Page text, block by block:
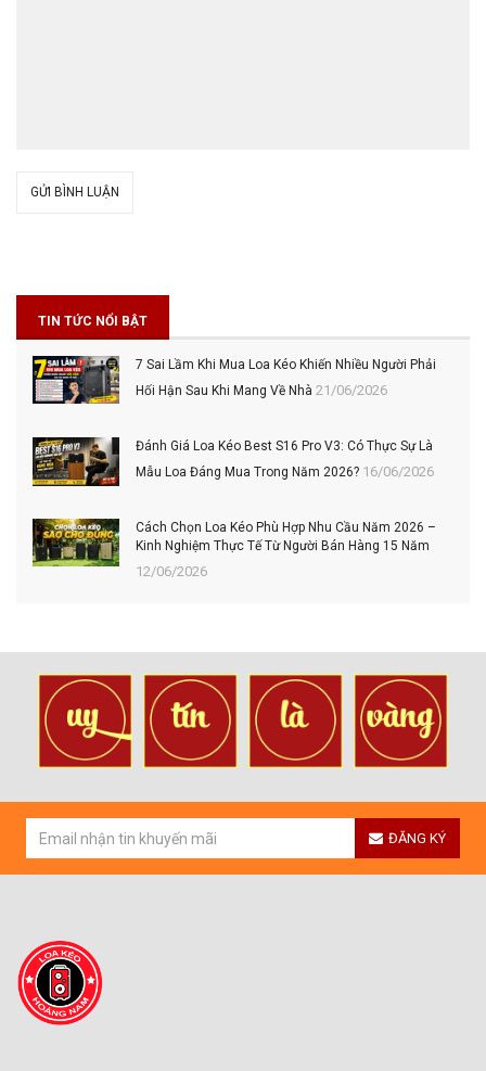
GỬI BÌNH LUẬN
TIN TỨC NỔI BẬT
7 Sai Lầm Khi Mua Loa Kéo Khiến Nhiều Người Phải
Hối Hận Sau Khi Mang Về Nhà 21/06/2026
Đánh Giá Loa Kéo Best S16 Pro V3: Có Thực Sự Là
Mẫu Loa Đáng Mua Trong Năm 2026? 16/06/2026
Cách Chọn Loa Kéo Phù Hợp Nhu Cầu Năm 2026 –
Kinh Nghiệm Thực Tế Từ Người Bán Hàng 15 Năm
12/06/2026
ĐĂNG KÝ